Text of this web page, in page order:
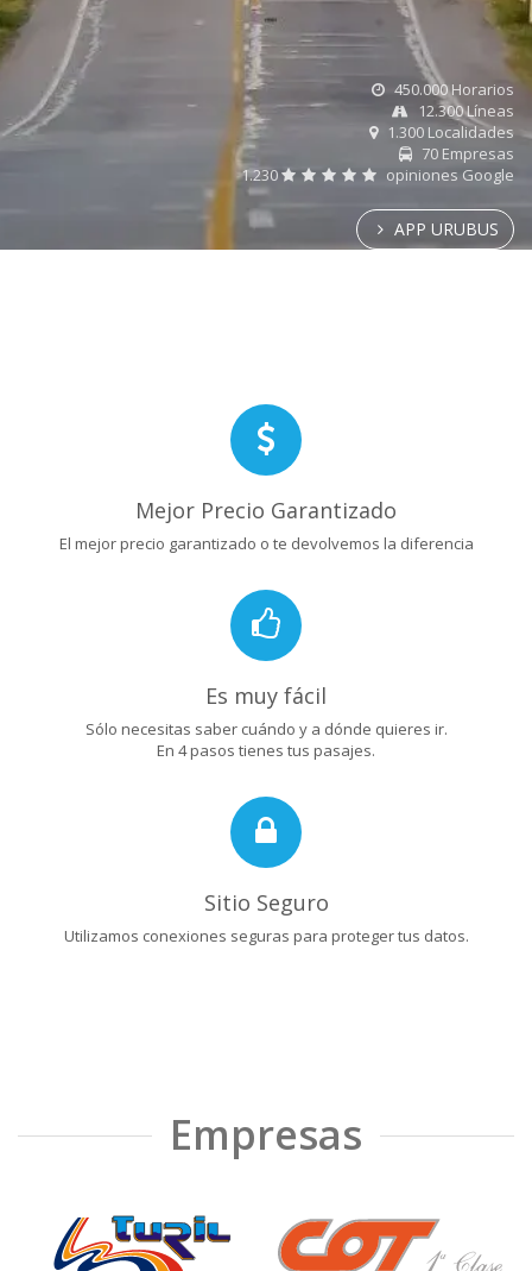
450.000 Horarios
12.300 Líneas
1.300 Localidades
70 Empresas
1.230
opiniones Google
APP URUBUS
Mejor Precio Garantizado
El mejor precio garantizado o te devolvemos la diferencia
Es muy fácil
Sólo necesitas saber cuándo y a dónde quieres ir.
En 4 pasos tienes tus pasajes.
Sitio Seguro
Utilizamos conexiones seguras para proteger tus datos.
Empresas
❮ ❯